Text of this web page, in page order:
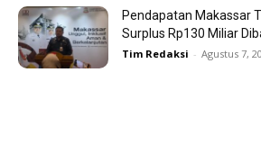
Pendapatan Makassar
Surplus Rp130 Miliar
Tim Redaksi - Agustus 7,